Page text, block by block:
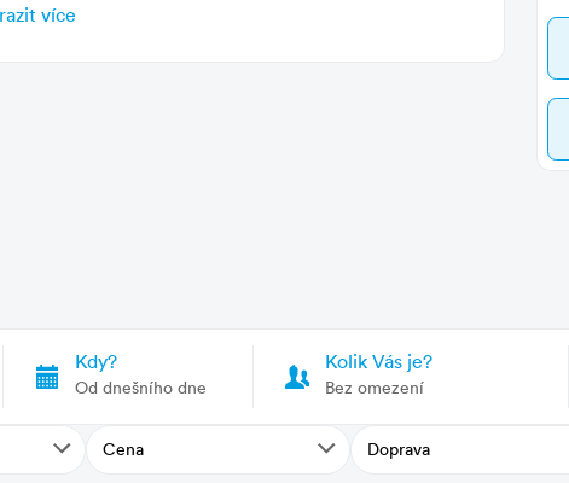
doporučujeme navštívit zábavní park Giocolandia.
den
a září sleva 50 %
více
Kdy?
Od dnešního dne
Kolik Vás je?
Bez omezení
Cena Doprava